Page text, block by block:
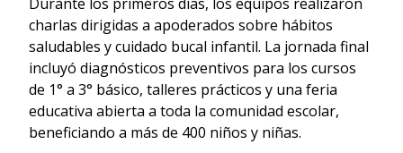
charlas dirigidas a apoderados sobre hábitos
saludables y cuidado bucal infantil. La jornada final
incluyó diagnósticos preventivos para los cursos
de 1° a 3° básico, talleres prácticos y una feria
educativa abierta a toda la comunidad escolar,
beneficiando a más de 400 niños y niñas.